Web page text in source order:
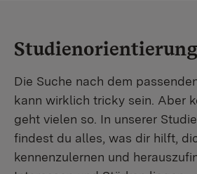
Studienorientierung
Die Suche nach dem
kann wirklich tricky sein. Aber
geht vielen so. In unserer
findest du alles, was dir hilft,
kennenzulernen und